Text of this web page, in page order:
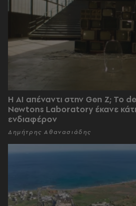
Η AI απέναντι στην Gen Z; Το
Newtons Laboratory έκανε
ενδιαφέρον
Δημήτρης Αθανασιάδης